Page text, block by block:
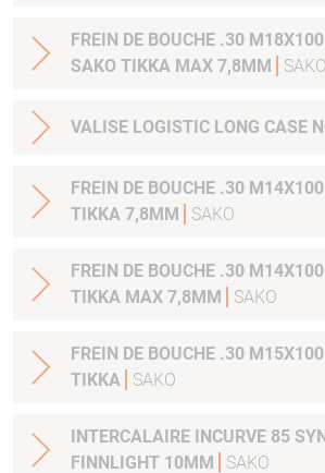
FREIN DE BOUCHE .30
SAKO TIKKA MAX 7,8MM
SAKO
VALISE LOGISTIC LONG CASE
FREIN DE BOUCHE .30
TIKKA 7,8MM
SAKO
FREIN DE BOUCHE .30
TIKKA MAX 7,8MM
SAKO
FREIN DE BOUCHE .30
TIKKA
SAKO
INTERCALAIRE INCURVE 85
FINNLIGHT 10MM
SAKO